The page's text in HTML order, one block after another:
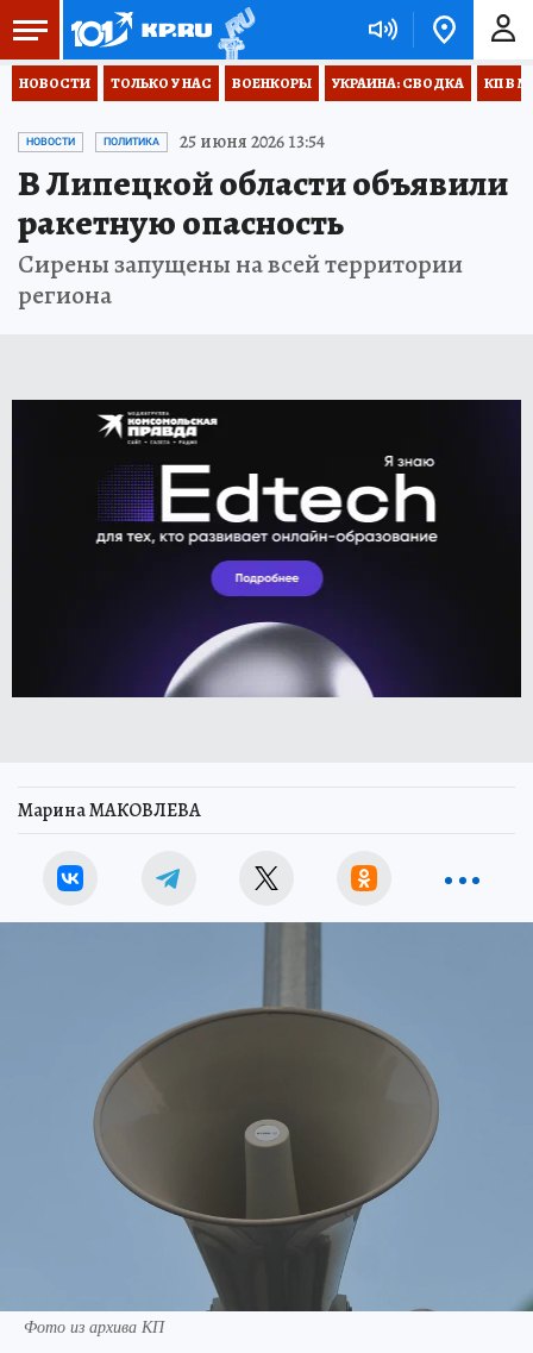
НОВОСТИ ТОЛЬКО У НАС ВОЕНКОРЫ УКРАИНА: СВОДКА КП В
НОВОСТИ ПОЛИТИКА 25 июня 2026 13:54
В Липецкой области объявили
ракетную опасность
Сирены запущены на всей территории
региона
Марина МАКОВЛЕВА
Фото из архива КП